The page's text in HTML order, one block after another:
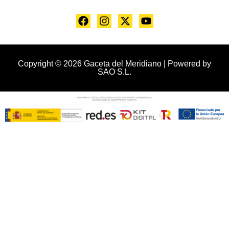
Copyright © 2026 Gaceta del Meridiano | Powered by
SAO S.L.